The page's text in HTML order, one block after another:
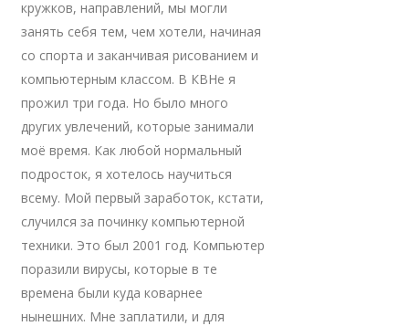
кружков, направлений, мы могли
занять себя тем, чем хотели, начиная
со спорта и заканчивая рисованием и
компьютерным классом. В КВНе я
прожил три года. Но было много
других увлечений, которые занимали
моё время. Как любой нормальный
подросток, я хотелось научиться
всему. Мой первый заработок, кстати,
случился за починку компьютерной
техники. Это был 2001 год. Компьютер
поразили вирусы, которые в те
времена были куда коварнее
нынешних. Мне заплатили, и для